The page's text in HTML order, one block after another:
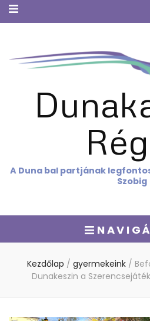
A Duna bal partjának
Szobig
Kezdőlap / gyermekeink /
Dunakeszin a